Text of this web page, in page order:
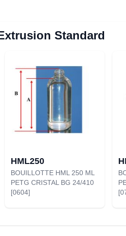
Standard
HML250
BOUILLOTTE HML 250 ML
PETG CRISTAL BG 24/410
[0604]